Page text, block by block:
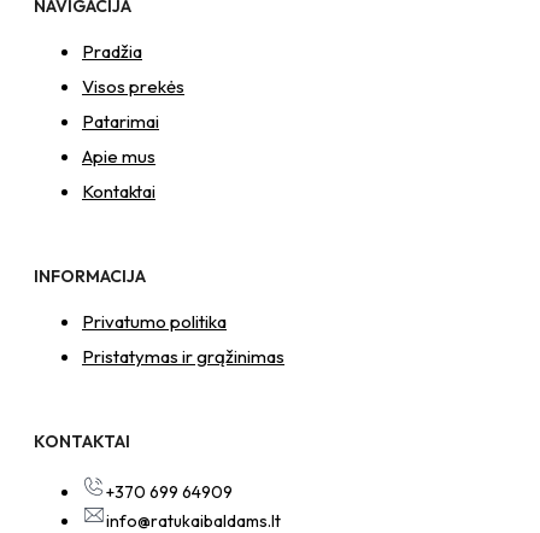
NAVIGACIJA
Pradžia
Visos prekės
Patarimai
Apie mus
Kontaktai
INFORMACIJA
Privatumo politika
Pristatymas ir grąžinimas
KONTAKTAI
+370 699 64909
info@ratukaibaldams.lt